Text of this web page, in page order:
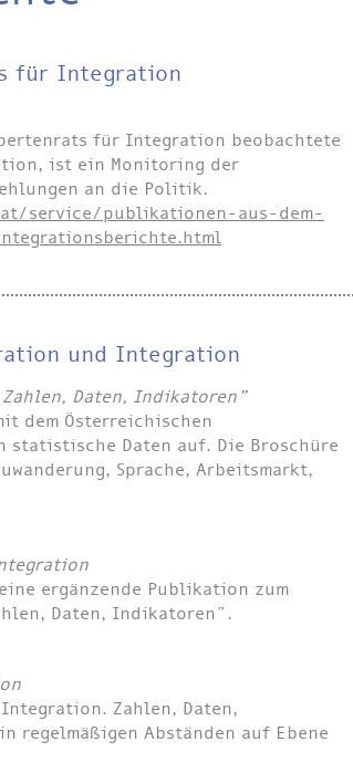
für Integration
für Integration beobachtete
ist ein Monitoring der
an die Politik.
service/publikationen-aus-dem-
und Integration
Daten, Indikatoren”
dem Österreichischen
Daten auf. Die Broschüre
Sprache, Arbeitsmarkt,
ergänzende Publikation zum
Daten, Indikatoren”.
Zahlen, Daten,
regelmäßigen Abständen auf Ebene